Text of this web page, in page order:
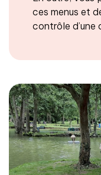
ces menus et
contrôle